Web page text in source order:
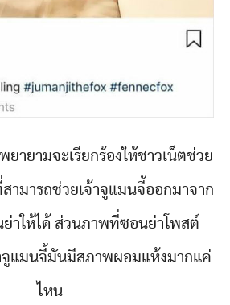
ายามจะเรียกร้องให้ชาวเน็ตช่วย
ามารถช่วยเจ้าจูแมนจี้ออกมาจาก
าให้ได้ ส่วนภาพที่ซอนย่าโพสต์
าจูแมนจี้มันมีสภาพผอมแห้งมากแค่
ไหน